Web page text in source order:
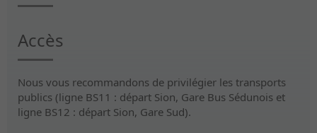
Accès
Nous vous recommandons de privilégier les transports
publics (ligne BS11 : départ Sion, Gare Bus Sédunois et
ligne BS12 : départ Sion, Gare Sud).